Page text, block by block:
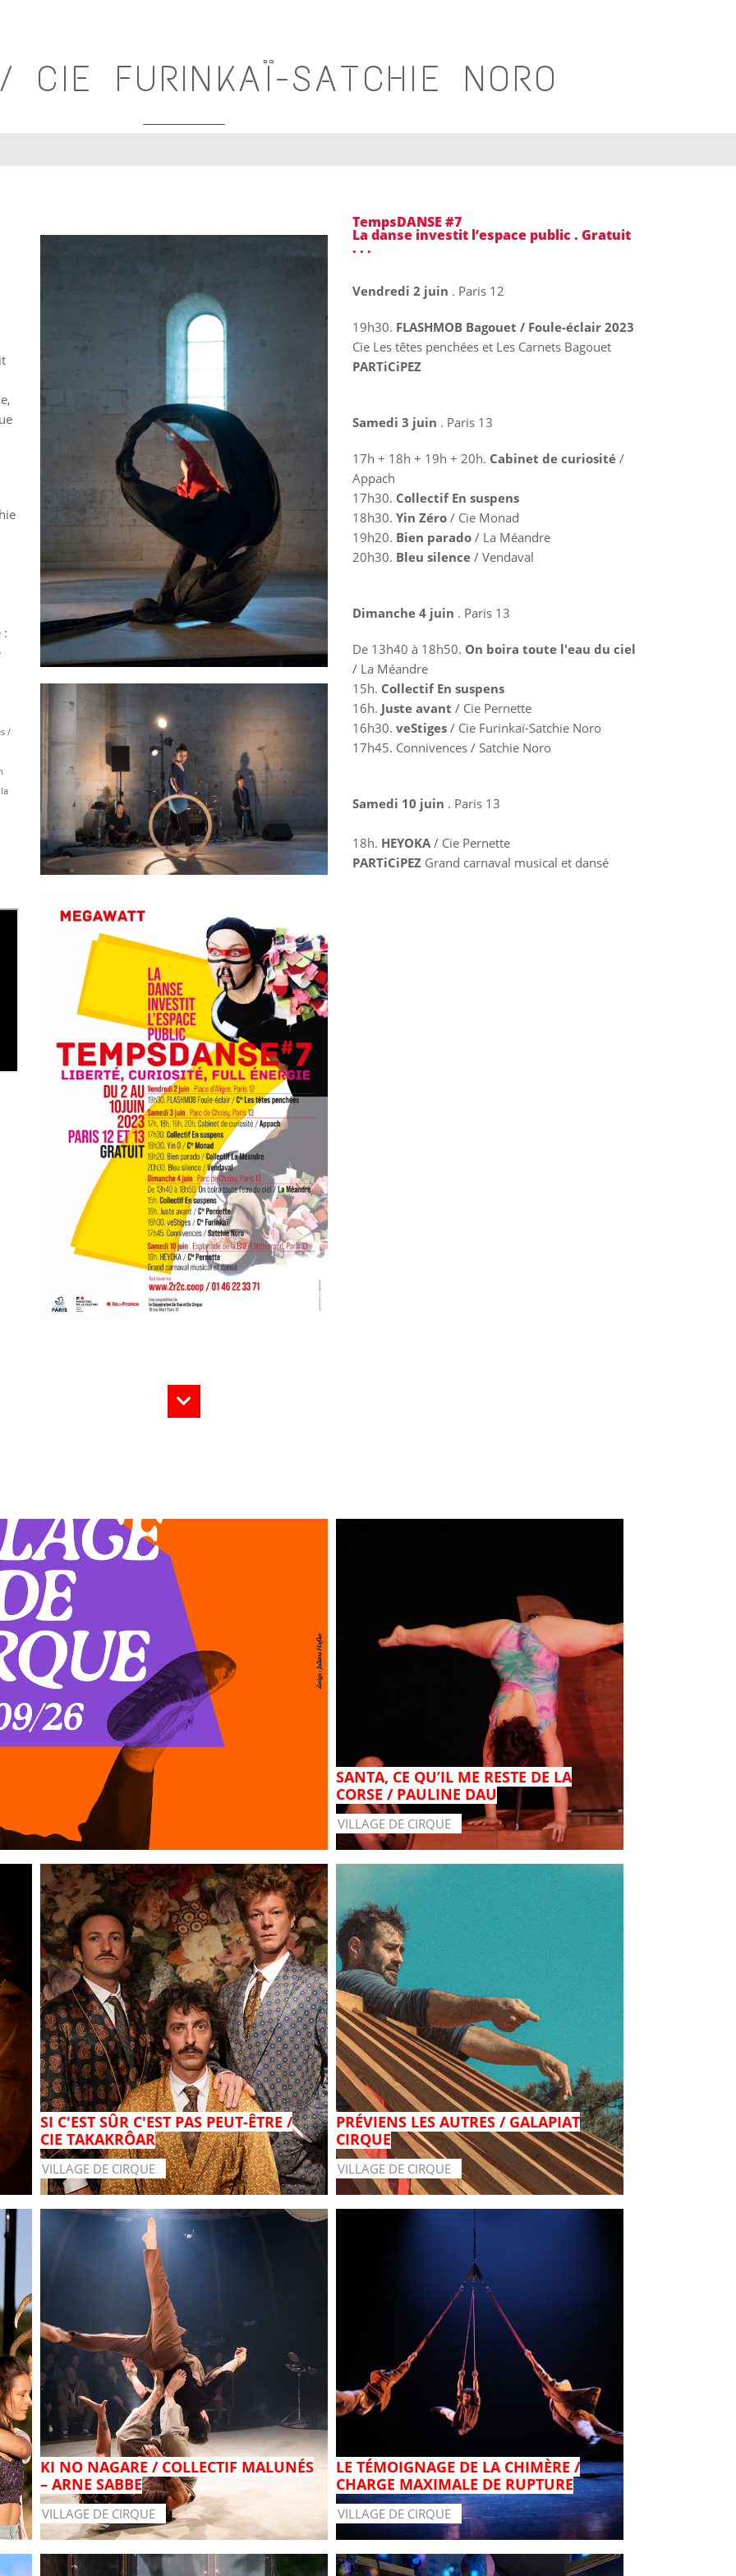
CIE FURINKAÏ-SATCHIE NORO
:
/
TempsDANSE #7
La danse investit l’espace public . Gratuit
. . .
Vendredi 2 juin . Paris 12
19h30. FLASHMOB Bagouet / Foule-éclair 2023
Cie Les têtes penchées et Les Carnets Bagouet
PARTiCiPEZ
Samedi 3 juin . Paris 13
17h + 18h + 19h + 20h. Cabinet de curiosité /
Appach
17h30. Collectif En suspens
18h30. Yin Zéro / Cie Monad
19h20. Bien parado / La Méandre
20h30. Bleu silence / Vendaval
Dimanche 4 juin . Paris 13
De 13h40 à 18h50. On boira toute l'eau du ciel
/ La Méandre
15h. Collectif En suspens
16h. Juste avant / Cie Pernette
16h30. veStiges / Cie Furinkaï-Satchie Noro
17h45. Connivences / Satchie Noro
Samedi 10 juin . Paris 13
18h. HEYOKA/ Cie Pernette
PARTiCiPEZ Grand carnaval musical et dansé
SANTA, CE QU’IL ME RESTE DE LA
CORSE / PAULINE DAU
VILLAGE DE CIRQUE
SI C'EST SÛR C'EST PAS PEUT-ÊTRE /
CIE TAKAKRÔAR
VILLAGE DE CIRQUE
PRÉVIENS LES AUTRES / GALAPIAT
CIRQUE
VILLAGE DE CIRQUE
KI NO NAGARE / COLLECTIF MALUNÉS
– ARNE SABBE
VILLAGE DE CIRQUE
LE TÉMOIGNAGE DE LA CHIMÈRE /
CHARGE MAXIMALE DE RUPTURE
VILLAGE DE CIRQUE